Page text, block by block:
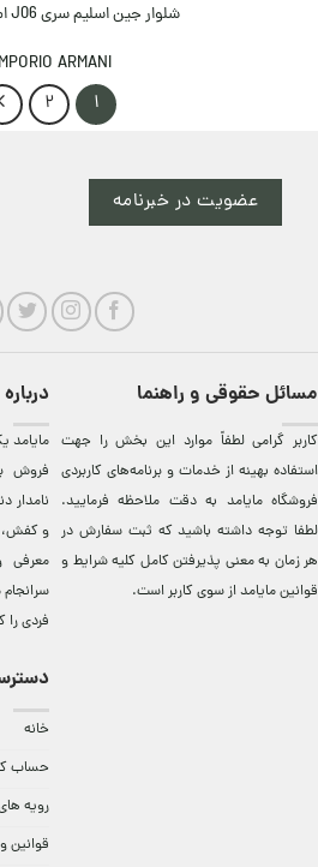
شلوار جین اسلیم سری J06 امپوریو آرمانی
ARMANI
1
2
عضویت در خبرنامه
مسائل حقوقی و راهنما
کاربر گرامی لطفاً موارد این بخش را جهت
استفاده بهینه از خدمات و برنامه‌‏های کاربردی
فروشگاه مایامد به دقت ملاحظه فرمایید.
لطفا توجه داشته باشید که ثبت سفارش در
هر زمان به معنی پذیرفتن کامل کلیهشرایط و
قوانین مایامداز سوی کاربر است.
مایامد
فروش
نامدار
و کفش،
معرفی
فردی
خانه
حساب
رویه
قوانین